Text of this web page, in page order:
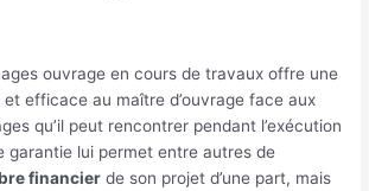
ouvrage en cours de travaux offre une
efficace au maître d’ouvrage face aux
qu’il peut rencontrer pendant l’exécution
garantie lui permet entre autres de
financier de son projet d’une part, mais